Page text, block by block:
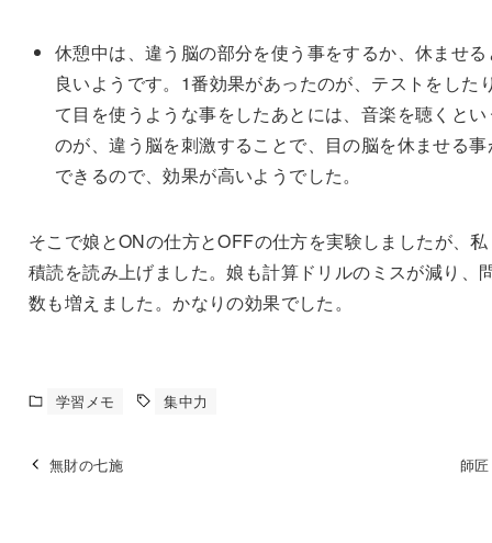
休憩中は、違う脳の部分を使う事をするか、休ませる
良いようです。1番効果があったのが、テストをした
て目を使うような事をしたあとには、音楽を聴くとい
のが、違う脳を刺激することで、目の脳を休ませる事
できるので、効果が高いようでした。
そこで娘とONの仕方とOFFの仕方を実験しましたが、
積読を読み上げました。娘も計算ドリルのミスが減り、
数も増えました。かなりの効果でした。
学習メモ 集中力
無財の七施 師